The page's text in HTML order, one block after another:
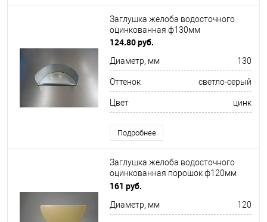
Заглушка желоба водосточного
оцинкованная ф130мм
124.80 руб.
Диаметр, мм 130
Оттенок светло-серый
Цвет цинк
Подробнее
Заглушка желоба водосточного
оцинкованная порошок ф120мм
RAL 1014
161 руб.
Диаметр, мм 120